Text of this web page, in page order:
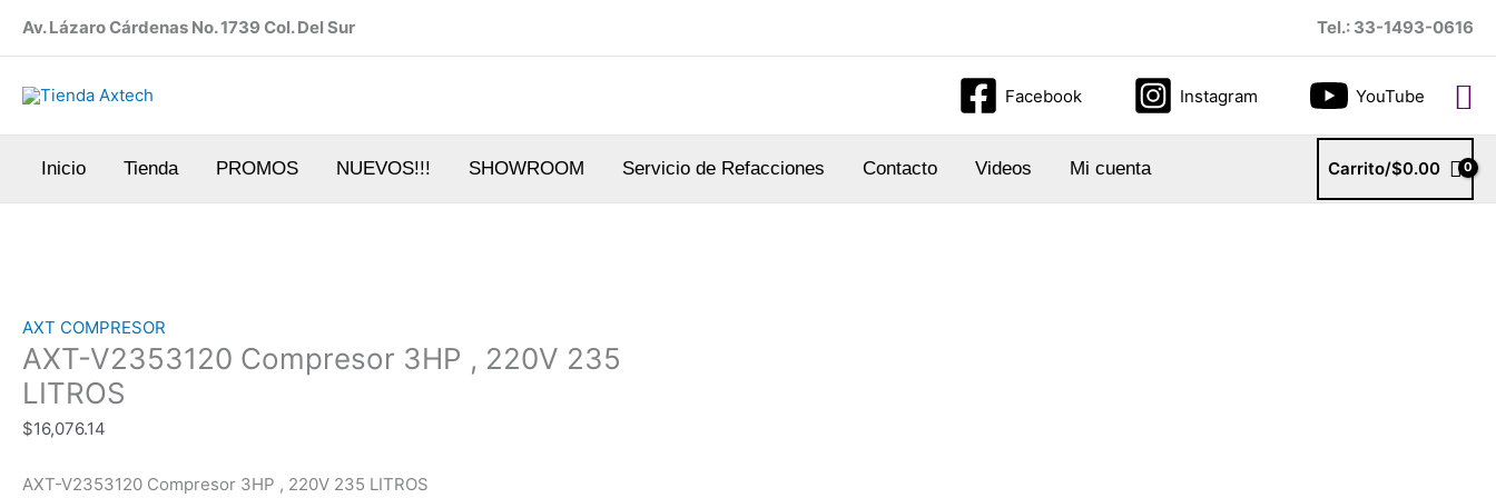
Av. Lázaro Cárdenas No. 1739 Col. Del Sur Tel.: 33-1493-0616
Facebook Instagram YouTube
Inicio Tienda PROMOS NUEVOS!!! SHOWROOM Servicio de Refacciones Contacto Videos Mi cuenta Carrito/$0.00
AXT COMPRESOR
AXT-V2353120 Compresor 3HP , 220V 235
LITROS
$16,076.14
AXT-V2353120 Compresor 3HP , 220V 235 LITROS
,
220V
235
LITROS
cantidad